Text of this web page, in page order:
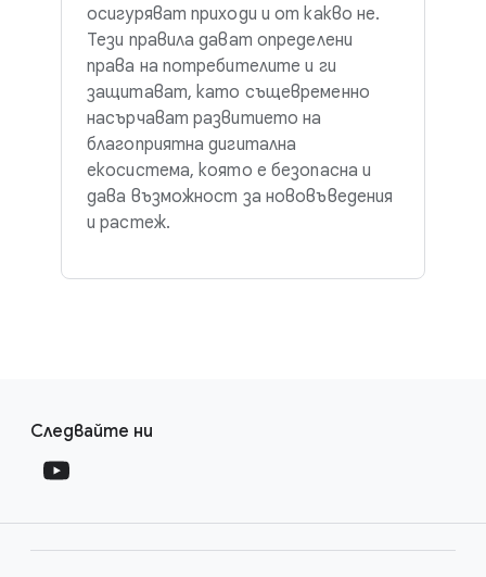
осигуряват приходи и от какво не.
Тези правила дават определени
права на потребителите и ги
защитават, като същевременно
насърчават развитието на
благоприятна дигитална
екосистема, която е безопасна и
дава възможност за нововъведения
и растеж.
S
a
l
Следвайте ни